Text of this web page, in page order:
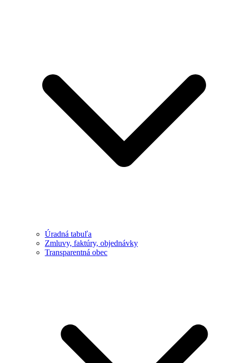
Úradná tabuľa
Zmluvy, faktúry, objednávky
Transparentná obec